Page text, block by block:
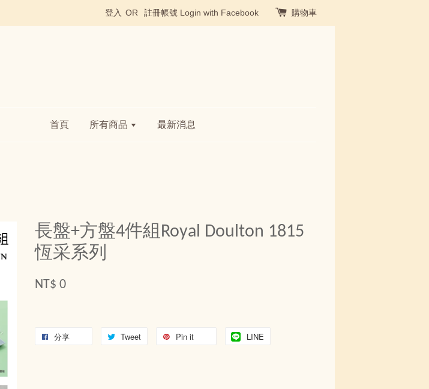
登入 OR 註冊帳號 Login with Facebook 購物車
首頁 所有商品 最新消息
長盤+方盤4件組Royal Doulton 1815
恆采系列
NT$ 0
分享 Tweet Pin it LINE